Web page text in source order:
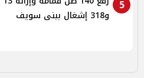
5
و318 إشغال ببنى سويف